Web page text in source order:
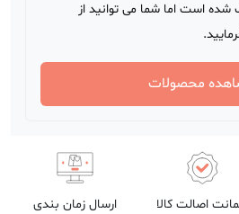
است اما شما می توانید از
محصولات
اصالت کالا
ارسال زمان بندی